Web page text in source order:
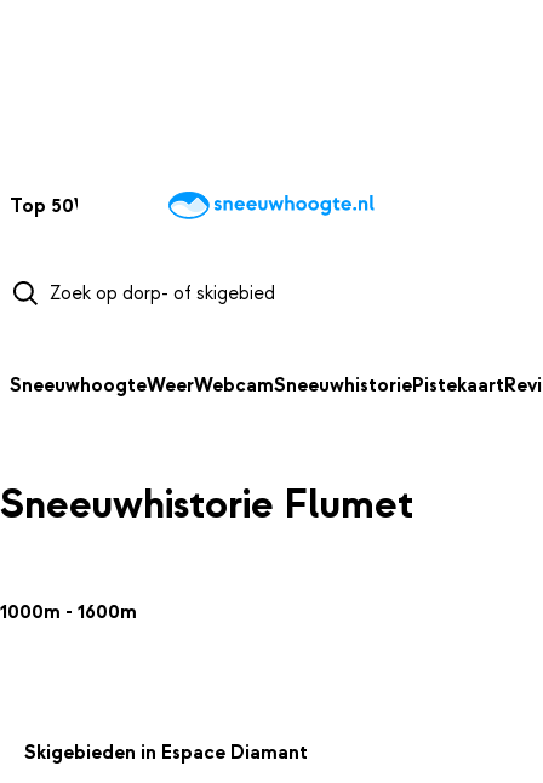
Top 50Webcams WintersportweerKaarten
SneeuwhoogteWeerWebcamSneeuwhistoriePistekaart
Sneeuwhistorie Flumet
1000m - 1600m
Skigebieden in Espace Diamant